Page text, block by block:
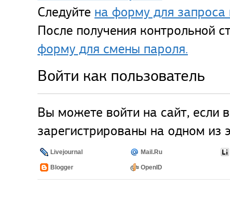
Следуйте на форму для запроса
После получения контрольной
форму для смены пароля.
Войти как пользователь
Вы можете войти на сайт, если
зарегистрированы на одном из
Livejournal Mail.Ru
Blogger OpenID